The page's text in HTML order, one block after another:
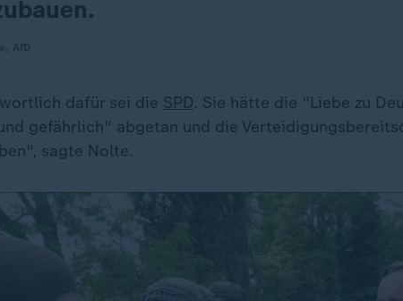
dafür sei die SPD. Sie hätte die "Liebe zu
gefährlich" abgetan und die
sagte Nolte.